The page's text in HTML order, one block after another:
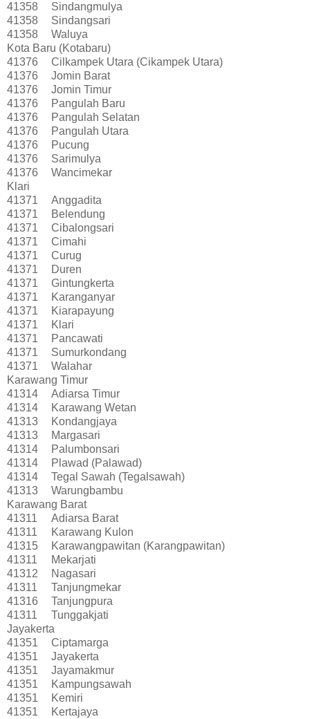
41358
Sindangmulya
41358
Sindangsari
41358
Waluya
Kota Baru (Kotabaru)
41376
Cilkampek Utara (Cikampek Utara)
41376
Jomin Barat
41376
Jomin Timur
41376
Pangulah Baru
41376
Pangulah Selatan
41376
Pangulah Utara
41376
Pucung
41376
Sarimulya
41376
Wancimekar
Klari
41371
Anggadita
41371
Belendung
41371
Cibalongsari
41371
Cimahi
41371
Curug
41371
Duren
41371
Gintungkerta
41371
Karanganyar
41371
Kiarapayung
41371
Klari
41371
Pancawati
41371
Sumurkondang
41371
Walahar
Karawang Timur
41314
Adiarsa Timur
41314
Karawang Wetan
41313
Kondangjaya
41313
Margasari
41314
Palumbonsari
41314
Plawad (Palawad)
41314
Tegal Sawah (Tegalsawah)
41313
Warungbambu
Karawang Barat
41311
Adiarsa Barat
41311
Karawang Kulon
41315
Karawangpawitan (Karangpawitan)
41311
Mekarjati
41312
Nagasari
41311
Tanjungmekar
41316
Tanjungpura
41311
Tunggakjati
Jayakerta
41351
Ciptamarga
41351
Jayakerta
41351
Jayamakmur
41351
Kampungsawah
41351
Kemiri
41351
Kertajaya